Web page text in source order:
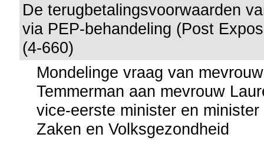
De terugbetalingsvoorwaarden
via PEP-behandeling (Post
(4-660)
Mondelinge vraag van
Temmerman aan mevrouw
vice-eerste minister en
Zaken en Volksgezondheid